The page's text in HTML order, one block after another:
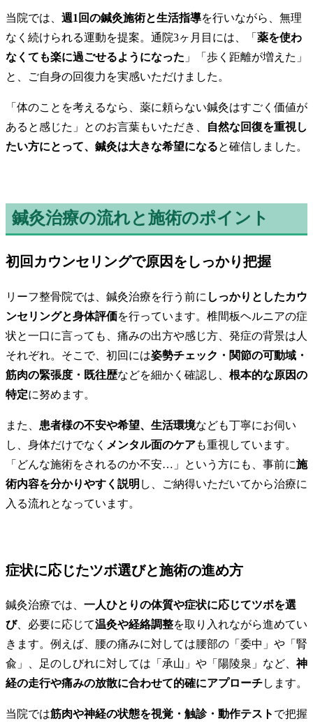
当院では、 週1回の鍼灸施術と生活指導を行いながら、無理
なく続けられる運動を提案。通院3ヶ月目には、「 薬を使わ
なくても楽に過ごせるようになった 」「歩く距離が増えた」
と、ご自身の回復力を実感いただけました。
「体のことを考えるなら、薬に頼らない鍼灸はすごく価値が
あると感じた」とのお言葉もいただき、
自然な回復を重視し
たい方にとって、鍼灸は大きな希望になると確信しました。
鍼灸治療の流れと施術のポイント
初回カウンセリングで原因をしっかり把握
リーフ整骨院では、鍼灸治療を行う前に しっかりとしたカウ
ンセリングと身体評価を行っています。椎間板ヘルニアの症
状と一口に言っても、痛みの出方や感じ方、発症の背景は人
それぞれ。そこで、初回には姿勢チェック・関節の可動域・
筋肉の緊張度・既往歴などを細かく確認し、 根本的な原因の
特定に努めます。
また、 患者様の不安や希望、生活環境なども丁寧にお伺い
し、身体だけでなく メンタル面のケアも重視しています。
「どんな施術をされるのか不安…」という方にも、事前に施
術内容を分かりやすく説明 し、ご納得いただいてから治療に
入る流れとなっています。
症状に応じたツボ選びと施術の進め方
鍼灸治療では、 一人ひとりの体質や症状に応じてツボを選
び、必要に応じて温灸や経絡調整を取り入れながら進めてい
きます。例えば、腰の痛みに対しては腰部の「委中」や「腎
兪」、足のしびれに対しては「承山」や「陽陵泉」など、神
経の走行や痛みの放散に合わせて的確にアプローチします。
当院では筋肉や神経の状態を視覚・触診・動作テスト で把握